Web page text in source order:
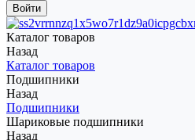
Каталог товаров
Назад
Каталог товаров
Подшипники
Назад
Подшипники
Шариковые подшипники
Назад